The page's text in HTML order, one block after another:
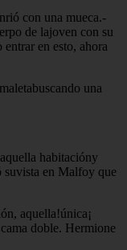
con una mueca.-
de lajoven con su
en esto, ahora
una
habitacióny
suvista en Malfoy que
aquella!única¡
doble. Hermione